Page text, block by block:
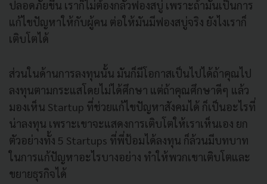
ปลอดภัยขึ้น เราก็ไม่ต้องกลัวฟองสบู่ เพราะถ้ามันเป็นการ
แก้ไขปัญหาให้กับผู้คน ต่อให้มันมีฟองสบู่จริง ยังไงเราก็
เติบโตได้
ส่วนในด้านการลงทุนนั้น มันก็มีโอกาสเป็นไปได้ถ้าคุณไป
ลงทุนตามกระแสโดยไม่ได้ศึกษา แต่ถ้าคุณศึกษาดีๆ แล้ว
มองเห็น Startup ที่ช่วยแก้ไขปัญหาสังคมได้ ก็เป็นอะไรที่
น่าลงทุน เพราะเขาจะแสดงการเติบโตให้เราเห็นเอง ยก
ตัวอย่างทั้ง 5 Startups ที่พี่ป้อมได้ลงทุน ก็ล้วนมีบทบาท
ในการแก้ปัญหาอะไรบางอย่าง ทำให้พวกเขาเติบโตและ
ขยายธุรกิจได้